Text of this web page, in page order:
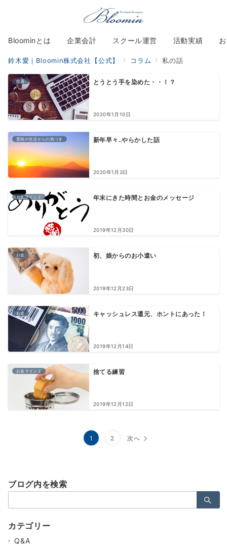
Bloominとは 企業会計 スクール運営 活動実績
鈴木愛｜Bloomin株式会社【公式】 コラム 私の話
投資 とうとう手を染めた・・！？
2020年1月10日
普段の生活からの気づき 新年早々‥やらかした話
2020年1月3日
お金マインド 年末にきた時間とお金のメッセージ
2019年12月30日
お金 初、娘からのお小遣い
2019年12月23日
お金 キャッシュレス還元、ホントにあった！
2019年12月14日
お金マインド 捨てる練習
2019年12月12日
ペ
ー
ジ
送
1 2 次へ
ブログ内を検索
索：
カテゴリー
Q&A